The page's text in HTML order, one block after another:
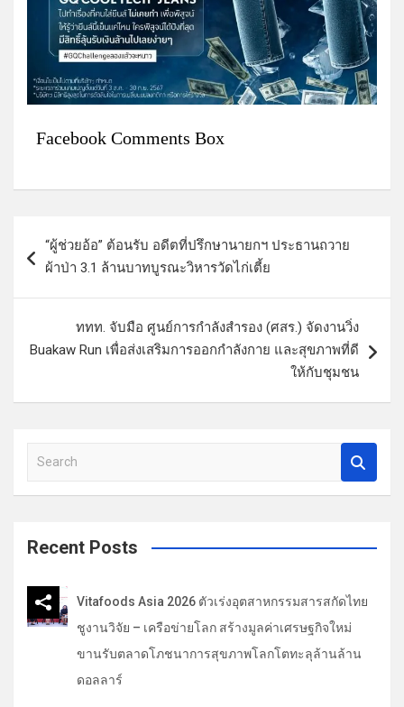
Facebook Comments Box
น
เ
ง
“ผู้ช่วยอ้อ” ต้อนรับ อดีตที่ปรึกษานายกฯ ประธานถวาย
ผ้าป่า 3.1 ล้านบาทบูรณะวิหารวัดไก่เตี้ย
ททท. จับมือ ศูนย์การกำลังสำรอง (ศสร.) จัดงานวิ่ง
Buakaw Run เพื่อส่งเสริมการออกกำลังกาย และสุขภาพที่ดี
ให้กับชุมชน
a
c
Recent Posts
Vitafoods Asia 2026 ตัวเร่งอุตสาหกรรมสารสกัดไทย
ชูงานวิจัย – เครือข่ายโลก สร้างมูลค่าเศรษฐกิจใหม่
ขานรับตลาดโภชนาการสุขภาพโลกโตทะลุล้านล้าน
ดอลลาร์